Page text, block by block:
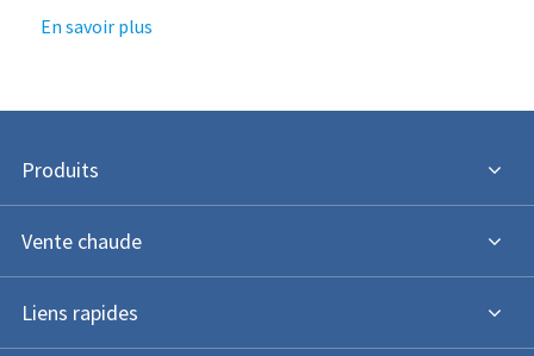
En savoir plus
Produits
Vente chaude
Liens rapides